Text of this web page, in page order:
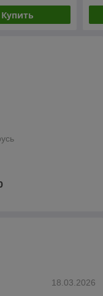
Купить
18.03.2026